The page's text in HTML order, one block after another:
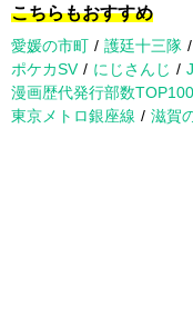
こちらもおすすめ
愛媛の市町 護廷十三隊
ポケカSV
にじさんじ
漫画歴代発行部数TOP100
東京メトロ銀座線
滋賀